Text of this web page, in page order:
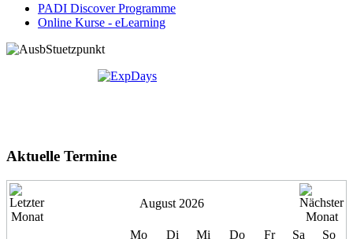
PADI Discover Programme
Online Kurse - eLearning
Aktuelle Termine
August 2026
Mo Di Mi Do Fr Sa
So